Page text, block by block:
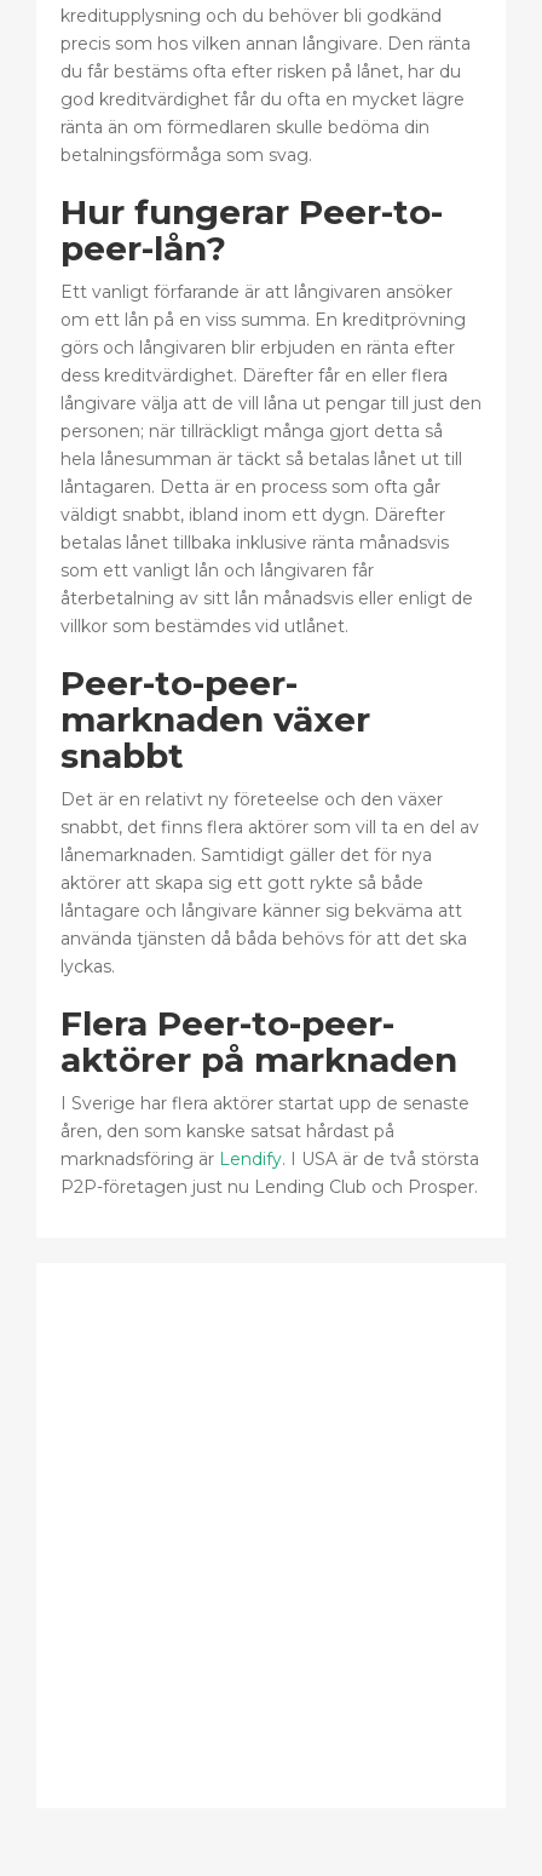
kreditupplysning och du behöver bli godkänd
precis som hos vilken annan långivare. Den ränta
du får bestäms ofta efter risken på lånet, har du
god kreditvärdighet får du ofta en mycket lägre
ränta än om förmedlaren skulle bedöma din
betalningsförmåga som svag.
Hur fungerar Peer-to-
peer-lån?
Ett vanligt förfarande är att långivaren ansöker
om ett lån på en viss summa. En kreditprövning
görs och långivaren blir erbjuden en ränta efter
dess kreditvärdighet. Därefter får en eller flera
långivare välja att de vill låna ut pengar till just den
personen; när tillräckligt många gjort detta så
hela lånesumman är täckt så betalas lånet ut till
låntagaren. Detta är en process som ofta går
väldigt snabbt, ibland inom ett dygn. Därefter
betalas lånet tillbaka inklusive ränta månadsvis
som ett vanligt lån och långivaren får
återbetalning av sitt lån månadsvis eller enligt de
villkor som bestämdes vid utlånet.
Peer-to-peer-
marknaden växer
snabbt
Det är en relativt ny företeelse och den växer
snabbt, det finns flera aktörer som vill ta en del av
lånemarknaden. Samtidigt gäller det för nya
aktörer att skapa sig ett gott rykte så både
låntagare och långivare känner sig bekväma att
använda tjänsten då båda behövs för att det ska
lyckas.
Flera Peer-to-peer-
aktörer på marknaden
I Sverige har flera aktörer startat upp de senaste
åren, den som kanske satsat hårdast på
marknadsföring är Lendify. I USA är de två största
P2P-företagen just nu Lending Club och Prosper.